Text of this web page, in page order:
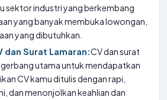
sektor industri yang berkembang
yang banyak membuka lowongan,
yang dibutuhkan.
dan Surat Lamaran:CV dan surat
utama untuk mendapatkan
CV kamu ditulis dengan rapi,
dan menonjolkan keahlian dan